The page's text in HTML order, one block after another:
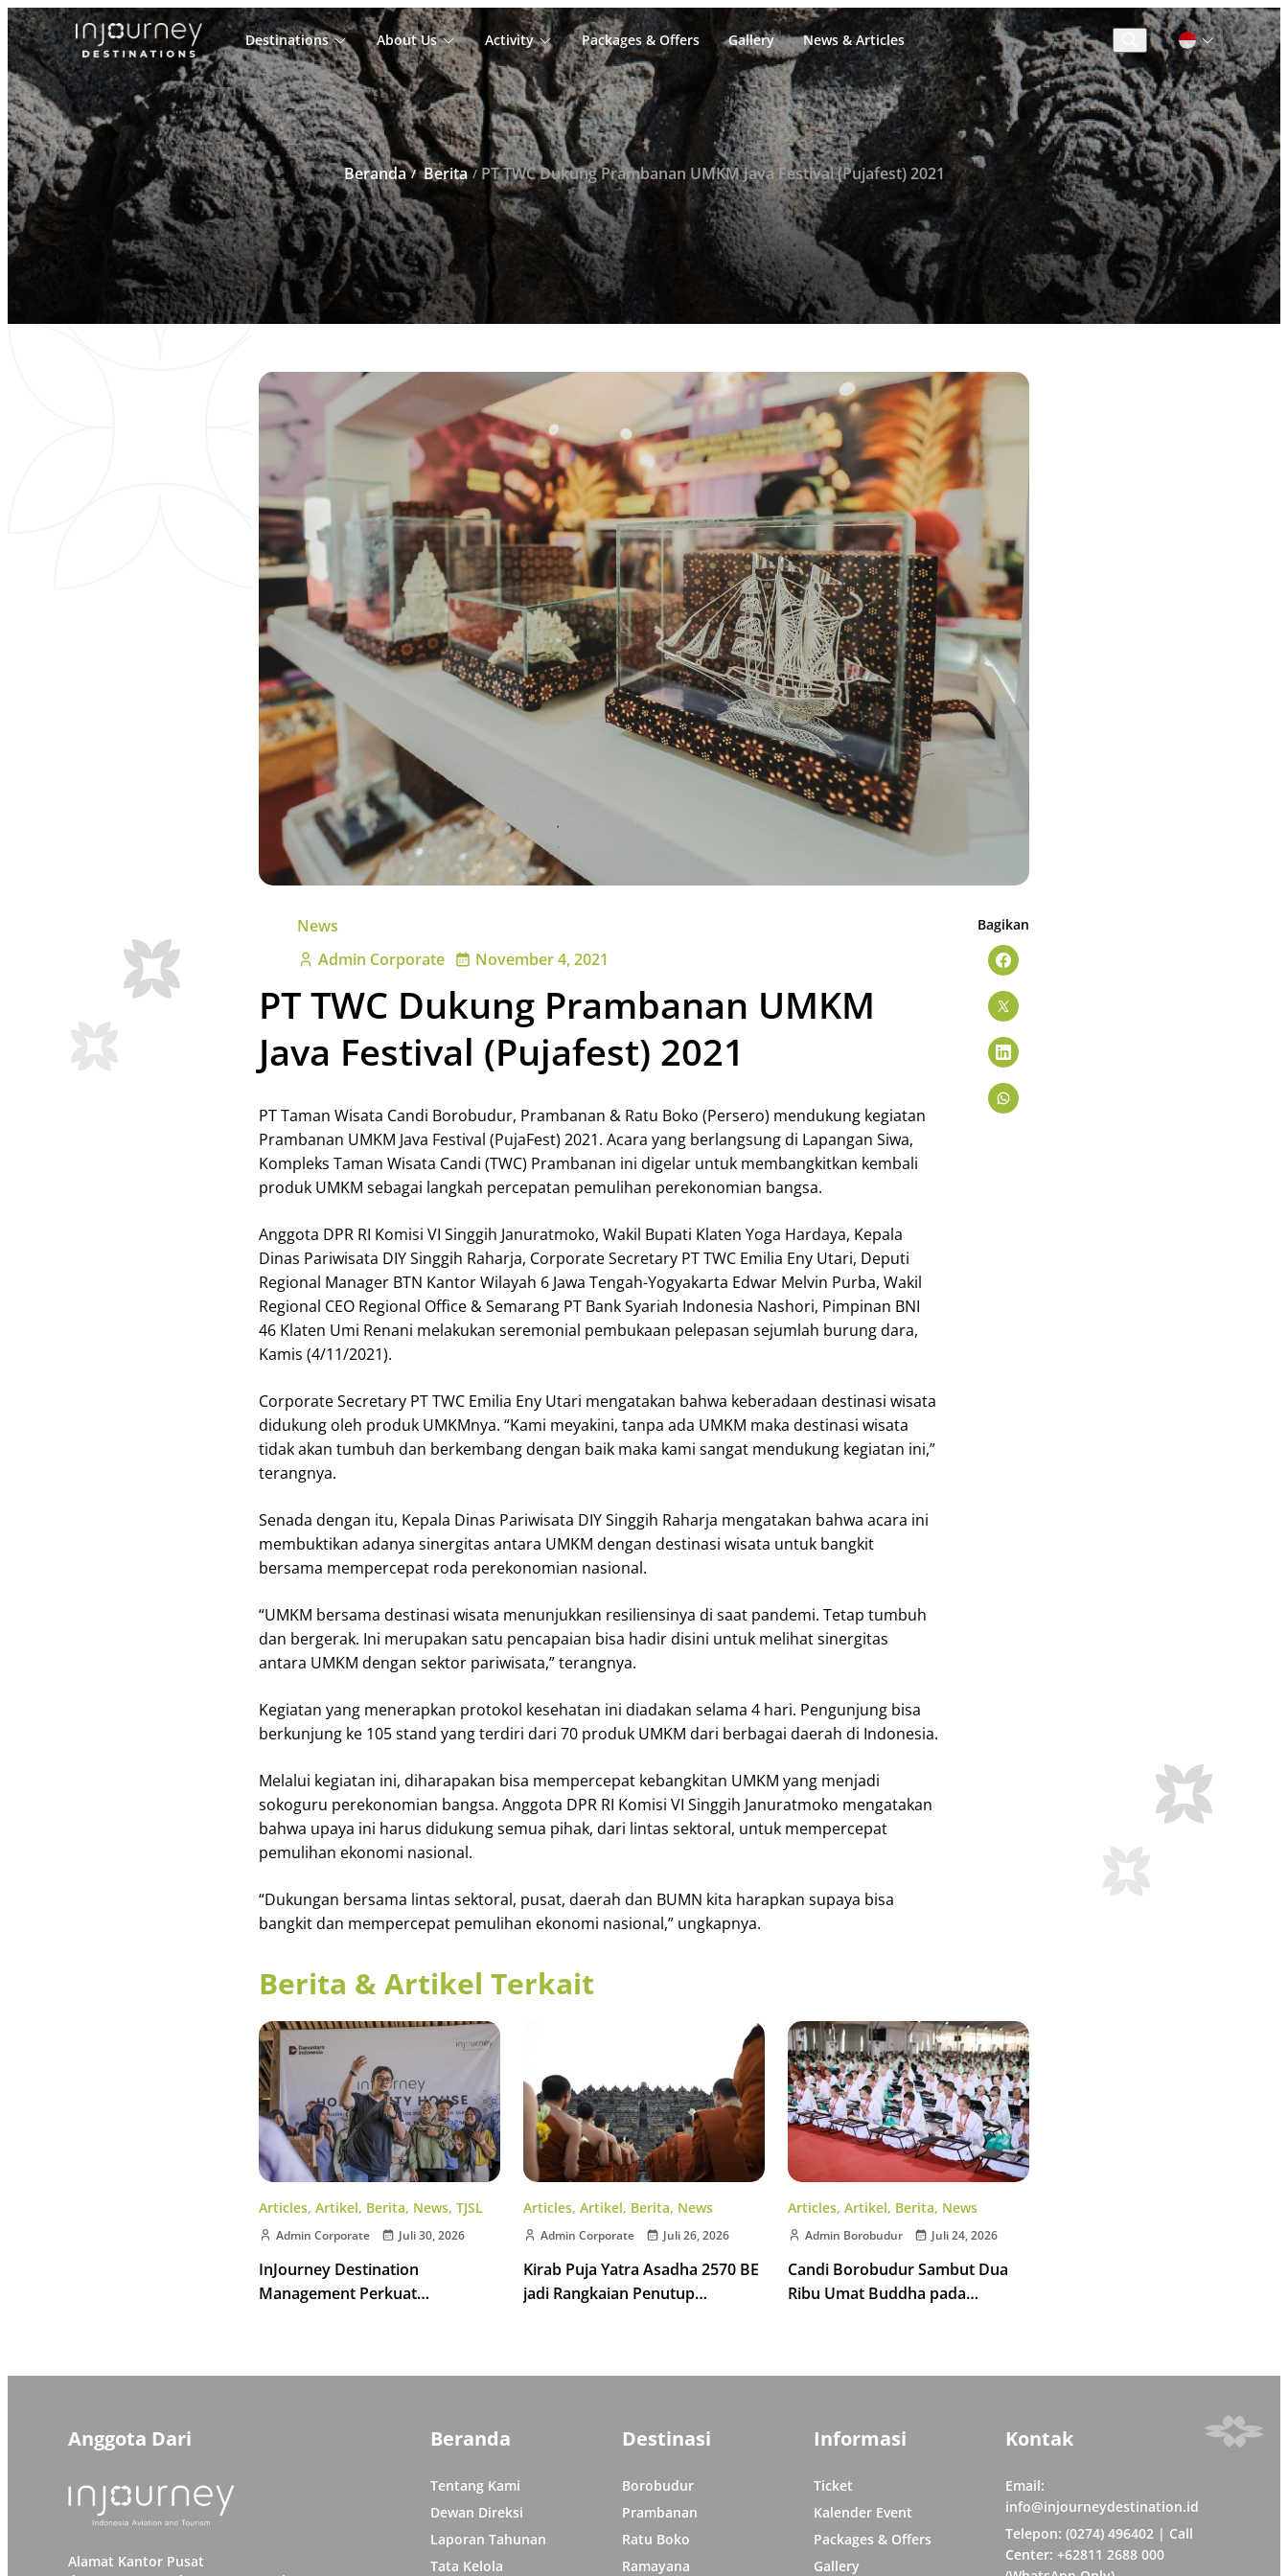
Destinations About Us Activity Packages & Offers Gallery News & Articles
Cari
untuk:
Cari
Beranda Berita PT TWC Dukung Prambanan UMKM Java Festival (Pujafest) 2021
News
Admin Corporate
November 4, 2021
PT TWC Dukung Prambanan UMKM
Java Festival (Pujafest) 2021
PT Taman Wisata Candi Borobudur, Prambanan & Ratu Boko (Persero) mendukung kegiatan
Prambanan UMKM Java Festival (PujaFest) 2021. Acara yang berlangsung di Lapangan Siwa,
Kompleks Taman Wisata Candi (TWC) Prambanan ini digelar untuk membangkitkan kembali
produk UMKM sebagai langkah percepatan pemulihan perekonomian bangsa.
Anggota DPR RI Komisi VI Singgih Januratmoko, Wakil Bupati Klaten Yoga Hardaya, Kepala
Dinas Pariwisata DIY Singgih Raharja, Corporate Secretary PT TWC Emilia Eny Utari, Deputi
Regional Manager BTN Kantor Wilayah 6 Jawa Tengah-Yogyakarta Edwar Melvin Purba, Wakil
Regional CEO Regional Office & Semarang PT Bank Syariah Indonesia Nashori, Pimpinan BNI
46 Klaten Umi Renani melakukan seremonial pembukaan pelepasan sejumlah burung dara,
Kamis (4/11/2021).
Corporate Secretary PT TWC Emilia Eny Utari mengatakan bahwa keberadaan destinasi wisata
didukung oleh produk UMKMnya. “Kami meyakini, tanpa ada UMKM maka destinasi wisata
tidak akan tumbuh dan berkembang dengan baik maka kami sangat mendukung kegiatan ini,”
terangnya.
Senada dengan itu, Kepala Dinas Pariwisata DIY Singgih Raharja mengatakan bahwa acara ini
membuktikan adanya sinergitas antara UMKM dengan destinasi wisata untuk bangkit
bersama mempercepat roda perekonomian nasional.
“UMKM bersama destinasi wisata menunjukkan resiliensinya di saat pandemi. Tetap tumbuh
dan bergerak. Ini merupakan satu pencapaian bisa hadir disini untuk melihat sinergitas
antara UMKM dengan sektor pariwisata,” terangnya.
Kegiatan yang menerapkan protokol kesehatan ini diadakan selama 4 hari. Pengunjung bisa
berkunjung ke 105 stand yang terdiri dari 70 produk UMKM dari berbagai daerah di Indonesia.
Melalui kegiatan ini, diharapakan bisa mempercepat kebangkitan UMKM yang menjadi
sokoguru perekonomian bangsa. Anggota DPR RI Komisi VI Singgih Januratmoko mengatakan
bahwa upaya ini harus didukung semua pihak, dari lintas sektoral, untuk mempercepat
pemulihan ekonomi nasional.
“Dukungan bersama lintas sektoral, pusat, daerah dan BUMN kita harapkan supaya bisa
bangkit dan mempercepat pemulihan ekonomi nasional,” ungkapnya.
Bagikan
Berita & Artikel Terkait
Articles, Artikel, Berita, News, TJSL
Admin Corporate Juli 30, 2026
InJourney Destination
Management Perkuat
Articles, Artikel, Berita, News
Admin Corporate Juli 26, 2026
Kirab Puja Yatra Asadha 2570 BE
jadi Rangkaian Penutup
Articles, Artikel, Berita, News
Admin Borobudur Juli 24, 2026
Candi Borobudur Sambut Dua
Ribu Umat Buddha pada
Anggota Dari
Alamat Kantor Pusat
Beranda
Tentang Kami
Dewan Direksi
Laporan Tahunan
Tata Kelola
Destinasi
Borobudur
Prambanan
Ratu Boko
Ramayana
Informasi
Ticket
Kalender Event
Packages & Offers
Gallery
Kontak
Email:
info@injourneydestination.id
Telepon: (0274) 496402 | Call
Center: +62811 2688 000